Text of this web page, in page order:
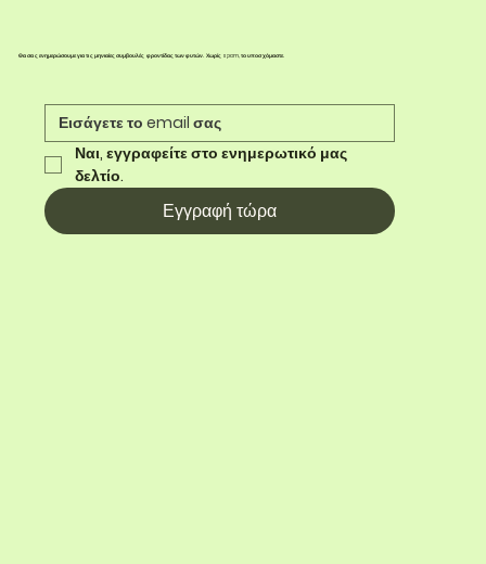
Θα σας ενημερώσουμε για τις μηνιαίες συμβουλές φροντίδας των φυτών. Χωρίς spam, το υποσχόμαστε.
Ναι, εγγραφείτε στο ενημερωτικό μας
δελτίο.
Εγγραφή τώρα